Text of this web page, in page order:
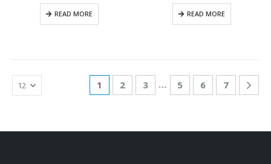
READ MORE READ MORE
1 2 3 … 5 6 7